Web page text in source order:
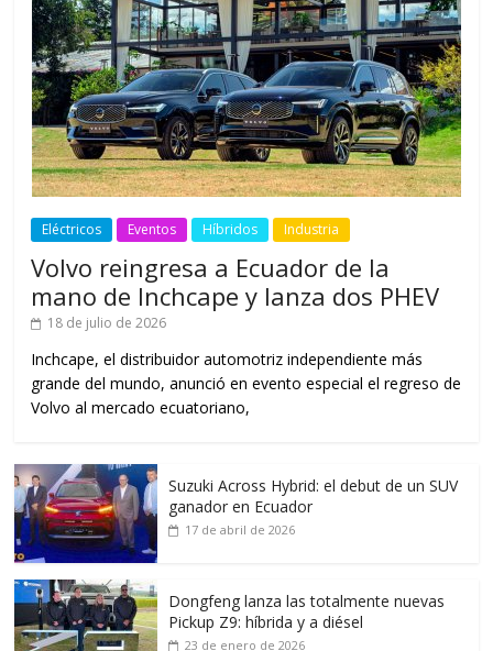
Eléctricos Eventos Híbridos Industria
Volvo reingresa a Ecuador de la
mano de Inchcape y lanza dos PHEV
18 de julio de 2026
Inchcape, el distribuidor automotriz independiente más
grande del mundo, anunció en evento especial el regreso de
Volvo al mercado ecuatoriano,
Suzuki Across Hybrid: el debut de un SUV
ganador en Ecuador
17 de abril de 2026
Dongfeng lanza las totalmente nuevas
Pickup Z9: híbrida y a diésel
23 de enero de 2026